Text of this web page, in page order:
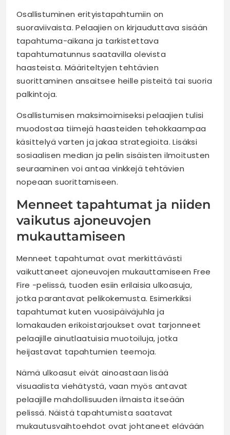
Osallistuminen erityistapahtumiin on
suoraviivaista. Pelaajien on kirjauduttava sisään
tapahtuma-aikana ja tarkistettava
tapahtumatunnus saatavilla olevista
haasteista. Määriteltyjen tehtävien
suorittaminen ansaitsee heille pisteitä tai suoria
palkintoja.
Osallistumisen maksimoimiseksi pelaajien tulisi
muodostaa tiimejä haasteiden tehokkaampaa
käsittelyä varten ja jakaa strategioita. Lisäksi
sosiaalisen median ja pelin sisäisten ilmoitusten
seuraaminen voi antaa vinkkejä tehtävien
nopeaan suorittamiseen.
Menneet tapahtumat ja niiden
vaikutus ajoneuvojen
mukauttamiseen
Menneet tapahtumat ovat merkittävästi
vaikuttaneet ajoneuvojen mukauttamiseen Free
Fire -pelissä, tuoden esiin erilaisia ulkoasuja,
jotka parantavat pelikokemusta. Esimerkiksi
tapahtumat kuten vuosipäiväjuhla ja
lomakauden erikoistarjoukset ovat tarjonneet
pelaajille ainutlaatuisia muotoiluja, jotka
heijastavat tapahtumien teemoja.
Nämä ulkoasut eivät ainoastaan lisää
visuaalista viehätystä, vaan myös antavat
pelaajille mahdollisuuden ilmaista itseään
pelissä. Näistä tapahtumista saatavat
mukautusvaihtoehdot ovat johtaneet elävään